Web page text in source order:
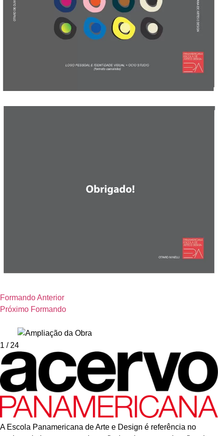
Formando Anterior
Próximo Formando
1 / 24
A Escola Panamericana de Arte e Design é referência no